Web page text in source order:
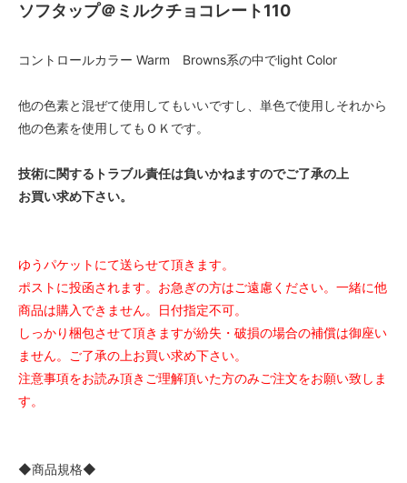
ソフタップ＠ミルクチョコレート110
コントロールカラー Warm Browns系の中でlight Color
他の色素と混ぜて使用してもいいですし、単色で使用しそれから
他の色素を使用してもＯＫです。
技術に関するトラブル責任は負いかねますのでご了承の上
お買い求め下さい。
ゆうパケットにて送らせて頂きます。
ポストに投函されます。お急ぎの方はご遠慮ください。一緒に他
商品は購入できません。日付指定不可。
しっかり梱包させて頂きますが紛失・破損の場合の補償は御座い
ません。ご了承の上お買い求め下さい。
注意事項をお読み頂きご理解頂いた方のみご注文をお願い致しま
す。
◆商品規格◆